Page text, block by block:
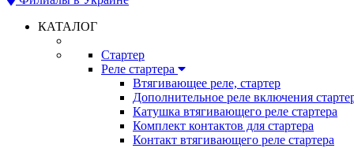
КАТАЛОГ
Стартер
Реле стартера
Втягивающее реле, стартер
Дополнительное реле включения
Катушка втягивающего реле стартера
Комплект контактов для стартера
Контакт втягивающего реле стартера